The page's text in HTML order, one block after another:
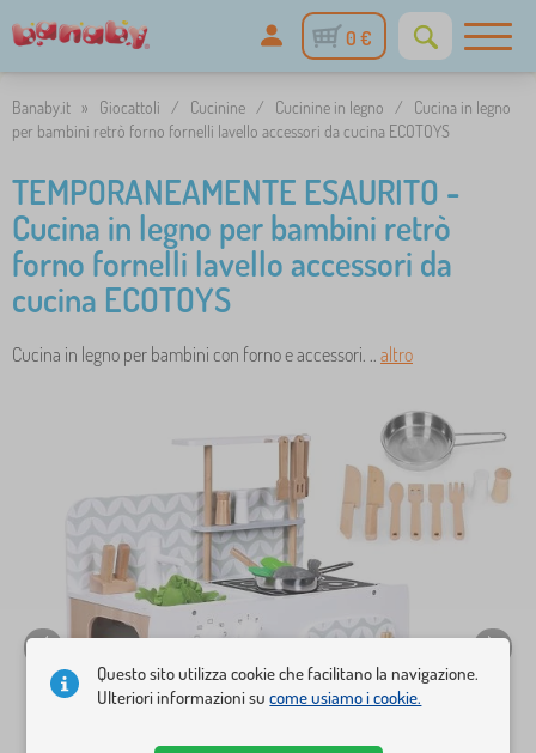
0 €
Banaby.it » Giocattoli / Cucinine / Cucinine in legno /
Cucina in legno
per bambini retrò forno fornelli lavello accessori da cucina ECOTOYS
TEMPORANEAMENTE ESAURITO -
Cucina in legno per bambini retrò
forno fornelli lavello accessori da
cucina ECOTOYS
Cucina in legno per bambini con forno e accessori. .. altro
Questo sito utilizza cookie che facilitano la navigazione.
Ulteriori informazioni sucome usiamo i cookie.